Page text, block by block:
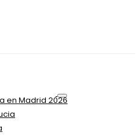
en Madrid 2026